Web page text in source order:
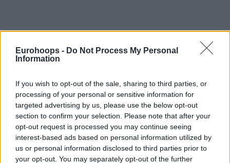
Eurohoops - Do Not Process My Personal
Information
If you wish to opt-out of the sale, sharing to third parties, or
processing of your personal or sensitive information for
targeted advertising by us, please use the below opt-out
section to confirm your selection. Please note that after your
opt-out request is processed you may continue seeing
interest-based ads based on personal information utilized by
us or personal information disclosed to third parties prior to
your opt-out. You may separately opt-out of the further
Por Johnny Askounis/
Stephen Curry ha sido oficialmente confirmado como baja
para el quinto partido entre losGolden State Warriors
Minnesota Timberwolves
Con una distensión en el isquiotibial izquierdo, el base de 37
años se perderá su tercer partido consecutivo. Con un
marcador 3-1 en contra y al borde de la eliminación, el